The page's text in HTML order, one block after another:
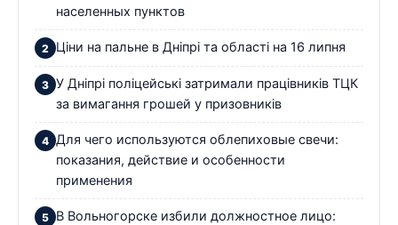
населенных пунктов
Ціни на пальне в Дніпрі та області на 16 липня
У Дніпрі поліцейські затримали працівників ТЦК
за вимагання грошей у призовників
Для чего используются облепиховые свечи:
показания, действие и особенности
применения
В Вольногорске избили должностное лицо: